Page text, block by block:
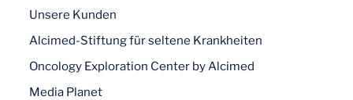
Unsere Kunden
Alcimed-Stiftung für seltene Krankheiten
Oncology Exploration Center by Alcimed
Media Planet